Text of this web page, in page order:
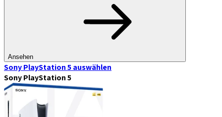
Ansehen
Sony PlayStation 5auswählen
Sony PlayStation 5